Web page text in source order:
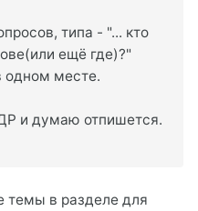
типа - "... кто
ещё где)?"
одном месте.
и думаю отпишется.
темы в разделе для